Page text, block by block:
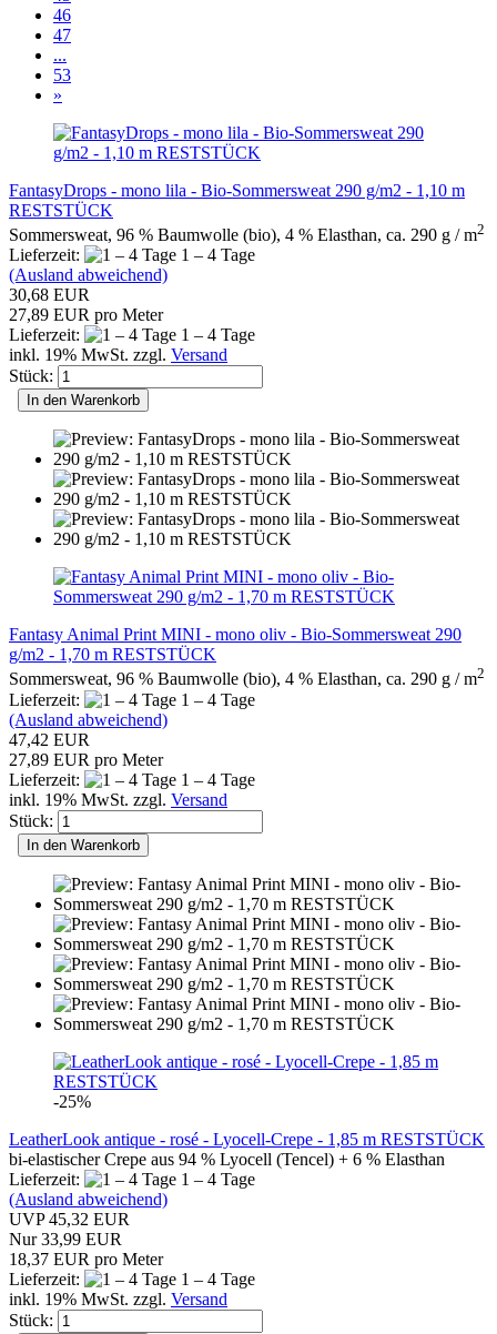
46
47
...
53
»
FantasyDrops - mono lila - Bio-Sommersweat 290 g/m2 - 1,10 m
RESTSTÜCK
Sommersweat, 96 % Baumwolle (bio), 4 % Elasthan, ca. 290 g / m2
Lieferzeit:
1 – 4 Tage
(Ausland abweichend)
30,68 EUR
27,89 EUR pro Meter
Lieferzeit:
1 – 4 Tage
inkl. 19% MwSt. zzgl. Versand
Stück:
In den Warenkorb
Fantasy Animal Print MINI - mono oliv - Bio-Sommersweat 290
g/m2 - 1,70 m RESTSTÜCK
Sommersweat, 96 % Baumwolle (bio), 4 % Elasthan, ca. 290 g / m2
Lieferzeit:
1 – 4 Tage
(Ausland abweichend)
47,42 EUR
27,89 EUR pro Meter
Lieferzeit:
1 – 4 Tage
inkl. 19% MwSt. zzgl. Versand
Stück:
In den Warenkorb
-25%
LeatherLook antique - rosé - Lyocell-Crepe - 1,85 m RESTSTÜCK
bi-elastischer Crepe aus 94 % Lyocell (Tencel) + 6 % Elasthan
Lieferzeit:
1 – 4 Tage
(Ausland abweichend)
UVP 45,32 EUR
Nur 33,99 EUR
18,37 EUR pro Meter
Lieferzeit:
1 – 4 Tage
inkl. 19% MwSt. zzgl. Versand
Stück: